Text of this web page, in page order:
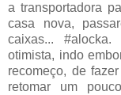
a transportadora
casa nova,
caixas...
otimista, indo
recomeço, de
retomar um